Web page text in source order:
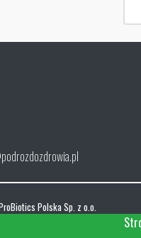
Polska Sp. z o.o.